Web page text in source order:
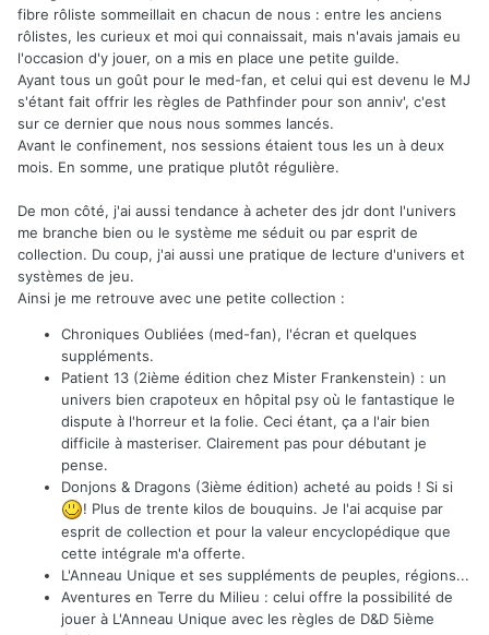
fibre rôliste sommeillait en chacun de nous : entre les anciens
rôlistes, les curieux et moi qui connaissait, mais n'avais jamais eu
l'occasion d'y jouer, on a mis en place une petite guilde.
Ayant tous un goût pour le med-fan, et celui qui est devenu le MJ
s'étant fait offrir les règles de Pathfinder pour son anniv', c'est
sur ce dernier que nous nous sommes lancés.
Avant le confinement, nos sessions étaient tous les un à deux
mois. En somme, une pratique plutôt régulière.
De mon côté, j'ai aussi tendance à acheter des jdr dont l'univers
me branche bien ou le système me séduit ou par esprit de
collection. Du coup, j'ai aussi une pratique de lecture d'univers et
systèmes de jeu.
Ainsi je me retrouve avec une petite collection :
Chroniques Oubliées (med-fan), l'écran et quelques
suppléments.
Patient 13 (2ième édition chez Mister Frankenstein) : un
univers bien crapoteux en hôpital psy où le fantastique le
dispute à l'horreur et la folie. Ceci étant, ça a l'air bien
difficile à masteriser. Clairement pas pour débutant je
pense.
Donjons & Dragons (3ième édition) acheté au poids ! Si si
! Plus de trente kilos de bouquins. Je l'ai acquise par
esprit de collection et pour la valeur encyclopédique que
cette intégrale m'a offerte.
L'Anneau Unique et ses suppléments de peuples, régions...
Aventures en Terre du Milieu : celui offre la possibilité de
jouer à L'Anneau Unique avec les règles de D&D 5ième